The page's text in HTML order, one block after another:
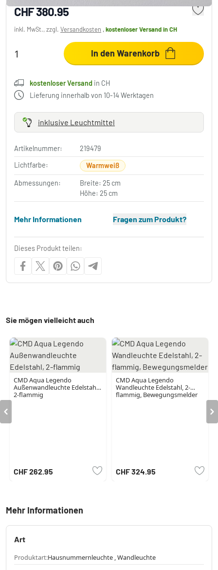
CHF 380.95
inkl. MwSt., zzgl. Versandkosten ,kostenloser Versandin CH
In den Warenkorb
kostenloser Versand in CH
Lieferung innerhalb von 10-14 Werktagen
inklusive Leuchtmittel
Artikelnummer:
219479
Lichtfarbe:
Warmweiß
Abmessungen:
Breite: 25 cm
Höhe: 25 cm
Mehr Informationen Fragen zum Produkt?
Dieses Produkt teilen:
Sie mögen vielleicht auch
CMD Aqua Legendo
Außenwandleuchte Edelstahl,
2-flammig
CHF 262.95
CMD Aqua Legendo
Wandleuchte Edelstahl, 2-
flammig, Bewegungsmelder
CHF 324.95
Mehr Informationen
Art
Produktart:Hausnummernleuchte , Wandleuchte